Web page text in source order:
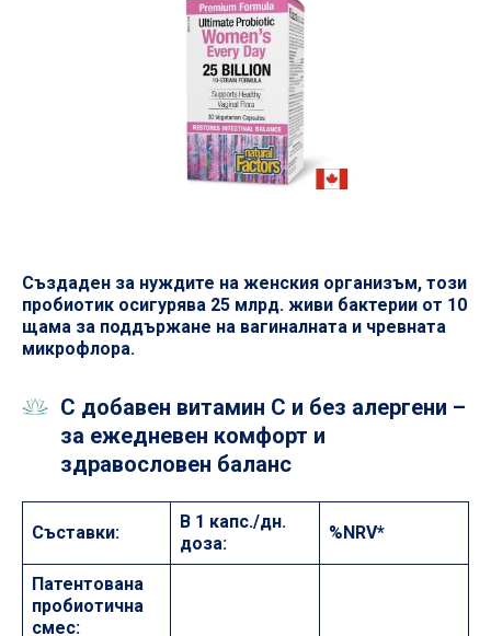
Създаден за нуждите на женския организъм, този
пробиотик осигурява 25 млрд. живи бактерии от 10
щама за поддържане на вагиналната и чревната
микрофлора.
С добавен витамин C и без алергени –
за ежедневен комфорт и
здравословен баланс
Съставки:
В 1 капс./дн.
доза:
%NRV*
Патентована
пробиотична
смес: